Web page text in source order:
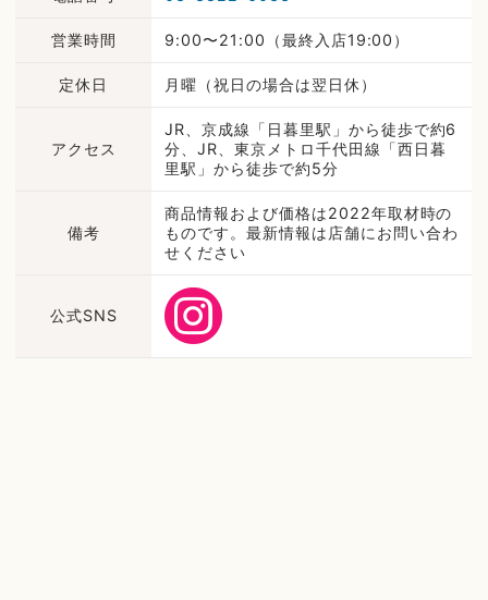
営業時間 9:00〜21:00（最終入店19:00）
定休日 月曜（祝日の場合は翌日休）
アクセス
JR、京成線「日暮里駅」から徒歩で約6
分、JR、東京メトロ千代田線「西日暮
里駅」から徒歩で約5分
備考
商品情報および価格は2022年取材時の
ものです。最新情報は店舗にお問い合わ
せください
公式SNS